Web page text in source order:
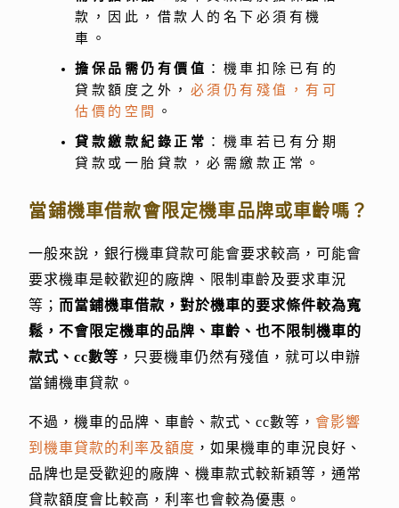
款，因此，借款人的名下必須有機
車。
擔保品需仍有價值 ：機車扣除已有的
貸款額度之外， 必須仍有殘值，有可
估價的空間
。
貸款繳款紀錄正常 ：機車若已有分期
貸款或一胎貸款，必需繳款正常。
當鋪機車借款會限定機車品牌或車齡嗎？
一般來說，銀行機車貸款可能會要求較高，可能會
要求機車是較歡迎的廠牌、限制車齡及要求車況
等； 而當鋪機車借款，對於機車的要求條件較為寬
鬆，不會限定機車的品牌、車齡、也不限制機車的
款式、cc數等 ，只要機車仍然有殘值，就可以申辦
當鋪機車貸款。
不過，機車的品牌、車齡、款式、cc數等，會影響
到機車貸款的利率及額度 ，如果機車的車況良好、
品牌也是受歡迎的廠牌、機車款式較新穎等，通常
貸款額度會比較高，利率也會較為優惠。